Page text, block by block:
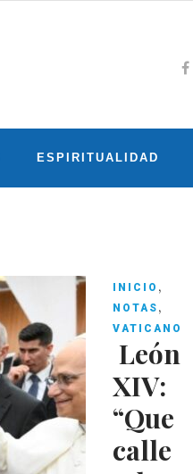
ESPIRITUALIDAD
INICIO ,
NOTAS ,
VATICANO
León
XIV:
“Que
calle